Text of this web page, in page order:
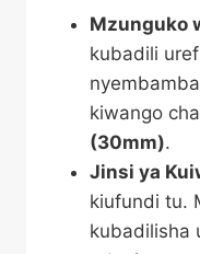
Mzunguko
kubadili
kiwango
(30mm).
Jinsi ya
kiufundi tu.
kubadilisha